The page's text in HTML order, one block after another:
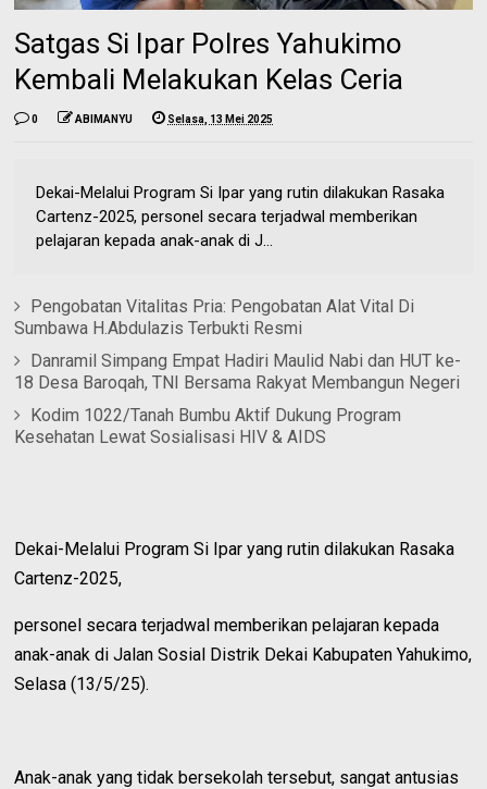
Satgas Si Ipar Polres Yahukimo
Kembali Melakukan Kelas Ceria
0 ABIMANYU Selasa, 13 Mei 2025
Dekai-Melalui Program Si Ipar yang rutin dilakukan Rasaka
Cartenz-2025, personel secara terjadwal memberikan
pelajaran kepada anak-anak di J...
Pengobatan Vitalitas Pria: Pengobatan Alat Vital Di
Sumbawa H.Abdulazis Terbukti Resmi
Danramil Simpang Empat Hadiri Maulid Nabi dan HUT ke-
18 Desa Baroqah, TNI Bersama Rakyat Membangun Negeri
Kodim 1022/Tanah Bumbu Aktif Dukung Program
Kesehatan Lewat Sosialisasi HIV & AIDS
Dekai-Melalui Program Si Ipar yang rutin dilakukan Rasaka
Cartenz-2025,
personel secara terjadwal memberikan pelajaran kepada
anak-anak di Jalan Sosial Distrik Dekai Kabupaten Yahukimo,
Selasa (13/5/25).
Anak-anak yang tidak bersekolah tersebut, sangat antusias